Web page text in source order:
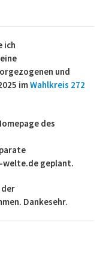
ich
und
imWahlkreis 272
des
welte.de geplant.
Dankesehr.